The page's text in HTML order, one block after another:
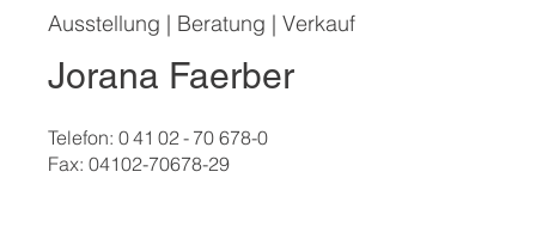
Ausstellung | Beratung | Verkauf
Jorana Faerber
Telefon: 0 41 02 - 70 678-0
Fax: 04102-70678-29